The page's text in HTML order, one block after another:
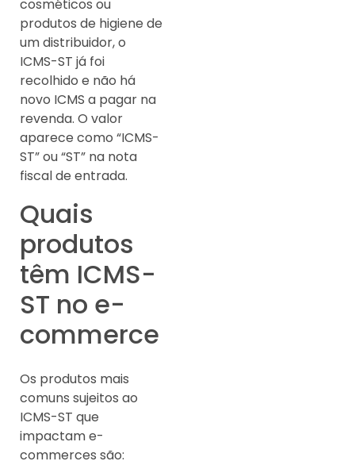
cosméticos ou
produtos de higiene de
um distribuidor, o
ICMS-ST já foi
recolhido e não há
novo ICMS a pagar na
revenda. O valor
aparece como “ICMS-
ST” ou “ST” na nota
fiscal de entrada.
Quais
produtos
têm ICMS-
ST no e-
commerce
Os produtos mais
comuns sujeitos ao
ICMS-ST que
impactam e-
commerces são: